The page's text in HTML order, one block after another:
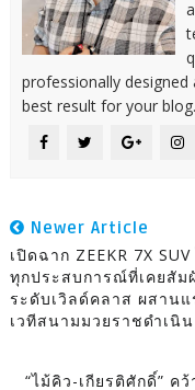
professionally
best result for your blog.
Newer Article
เปิดฉาก ZEEKR 7X
ทุกประสบการณ์ที่เคยสัม
ระดับเวิลด์คลาส ผสาน
เวทีสนามมวยราชดำเนิน
“ไม้คิว-เกียรติศักดิ์”